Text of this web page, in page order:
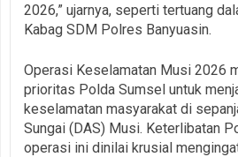
2026,” ujarnya, seperti tertuang
Kabag SDM Polres Banyuasin.
Operasi Keselamatan Musi 2026
prioritas Polda Sumsel untuk
keselamatan masyarakat di
Sungai (DAS) Musi. Keterlibatan
operasi ini dinilai krusial